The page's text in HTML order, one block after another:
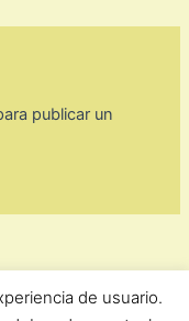
publicar un
de usuario.